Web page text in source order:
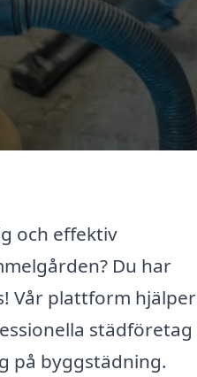
och effektiv
Du har
Vår plattform
städföretag
på byggstädning.